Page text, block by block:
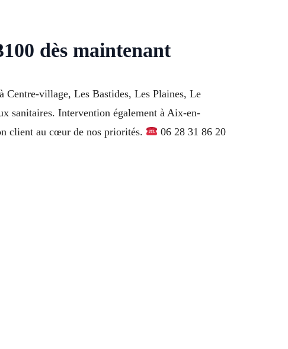
dès maintenant
Centre-village, Les Bastides, Les Plaines, Le
sanitaires. Intervention également à Aix-en-
client au cœur de nos priorités.
06 28 31 86 20